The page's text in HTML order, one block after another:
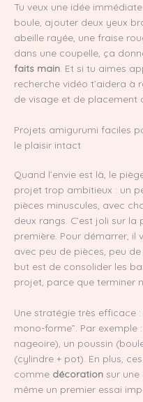
Tu veux une idée
boule, ajouter deux yeux
abeille rayée, une fraise
dans une coupelle, ça
faits main . Et si tu aimes
recherche vidéo t’aidera à
de visage et de placement
Projets amigurumi faciles
le plaisir intact
Quand l’envie est là, le
projet trop ambitieux : un
pièces minuscules, avec
deux rangs. C’est joli sur
première. Pour démarrer, il
avec peu de pièces, peu
but est de consolider les
projet, parce que terminer
Une stratégie très efficace
mono-forme”. Par
nageoire), un poussin
(cylindre + pot). En plus,
comme décoration sur
même un premier essai